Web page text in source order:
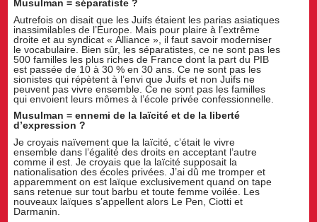
Musulman = séparatiste ?
Autrefois on disait que les Juifs étaient les parias asiatiques
inassimilables de l’Europe. Mais pour plaire à l’extrême
droite et au syndicat « Alliance », il faut savoir moderniser
le vocabulaire. Bien sûr, les séparatistes, ce ne sont pas les
500 familles les plus riches de France dont la part du PIB
est passée de 10 à 30 % en 30 ans. Ce ne sont pas les
sionistes qui répètent à l’envi que Juifs et non Juifs ne
peuvent pas vivre ensemble. Ce ne sont pas les familles
qui envoient leurs mômes à l’école privée confessionnelle.
Musulman = ennemi de la laïcité et de la liberté
d’expression ?
Je croyais naïvement que la laïcité, c’était le vivre
ensemble dans l’égalité des droits en acceptant l’autre
comme il est. Je croyais que la laïcité supposait la
nationalisation des écoles privées. J’ai dû me tromper et
apparemment on est laïque exclusivement quand on tape
sans retenue sur tout barbu et toute femme voilée. Les
nouveaux laïques s’appellent alors Le Pen, Ciotti et
Darmanin.